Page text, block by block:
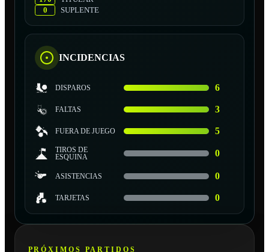
0
SUPLENTE
INCIDENCIAS
DISPAROS 6
FALTAS 3
FUERA DE JUEGO 5
TIROS DE
ESQUINA
0
ASISTENCIAS 0
TARJETAS 0
PRÓXIMOS PARTIDOS